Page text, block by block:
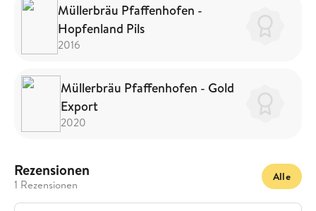
Müllerbräu Pfaffenhofen -
Hopfenland Pils
2016
Müllerbräu Pfaffenhofen - Gold
Export
2020
Rezensionen
1 Rezensionen
Alle